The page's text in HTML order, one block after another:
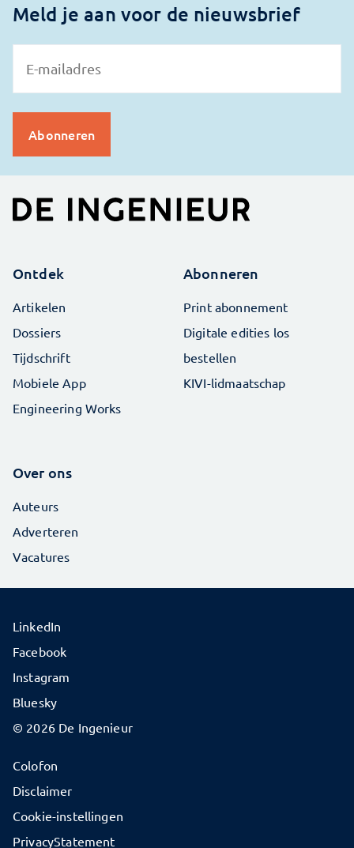
Meld je aan voor de nieuwsbrief
Ontdek
Artikelen
Dossiers
Tijdschrift
Mobiele App
Engineering Works
Abonneren
Print abonnement
Digitale edities los
bestellen
KIVI-lidmaatschap
Over ons
Auteurs
Adverteren
Vacatures
© 2026 De Ingenieur
Colofon
Disclaimer
Cookie-instellingen
PrivacyStatement
LinkedIn
Facebook
Instagram
Bluesky